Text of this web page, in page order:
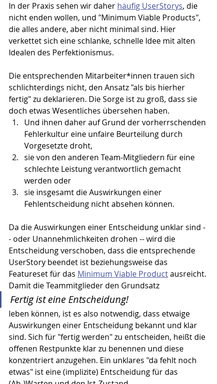
In der Praxis sehen wir daher häufig UserStorys, die
nicht enden wollen, und "Minimum Viable Products",
die alles andere, aber nicht minimal sind. Hier
verkettet sich eine schlanke, schnelle Idee mit alten
Idealen des Perfektionismus.
Die entsprechenden Mitarbeiter*innen trauen sich
schlichterdings nicht, den Ansatz "als bis hierher
fertig" zu deklarieren. Die Sorge ist zu groß, dass sie
doch etwas Wesentliches übersehen haben.
Und ihnen daher auf Grund der vorherrschenden
Fehlerkultur eine unfaire Beurteilung durch
Vorgesetzte droht,
sie von den anderen Team-Mitgliedern für eine
schlechte Leistung verantwortlich gemacht
werden oder
sie insgesamt die Auswirkungen einer
Fehlentscheidung nicht absehen können.
Da die Auswirkungen einer Entscheidung unklar sind -
- oder Unannehmlichkeiten drohen -- wird die
Entscheidung verschoben, dass die entsprechende
UserStory beendet ist beziehungsweise das
Featureset für das Minimum Viable Product ausreicht.
Damit die Teammitglieder den Grundsatz
Fertig ist eine Entscheidung!
leben können, ist es also notwendig, dass etwaige
Auswirkungen einer Entscheidung bekannt und klar
sind. Sich für "fertig werden" zu entscheiden, heißt die
offenen Restpunkte klar zu benennen und diese
konzentriert anzugehen. Ein unklares "da fehlt noch
etwas" ist eine (implizite) Entscheidung für das